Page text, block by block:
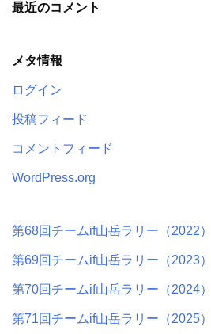
最近のコメント
メタ情報
ログイン
投稿フィード
コメントフィード
WordPress.org
第68回チームif山岳ラリー（2022）
第69回チームif山岳ラリー（2023）
第70回チームif山岳ラリー（2024）
第71回チームif山岳ラリー（2025）